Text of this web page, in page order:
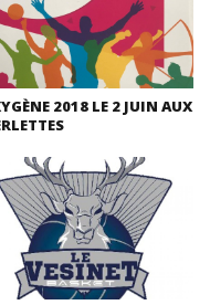
2018 LE 2 JUIN AUX